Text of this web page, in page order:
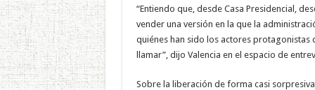
“Entiendo que, desde Casa Presidencial,
vender una versión en la que la
quiénes han sido los actores protagonistas
llamar”, dijo Valencia en el espacio de
Sobre la liberación de forma casi